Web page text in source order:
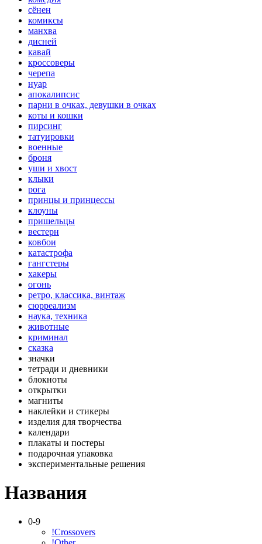
сёнен
комиксы
манхва
дисней
кавай
кроссоверы
черепа
нуар
апокалипсис
парни в очках, девушки в очках
коты и кошки
пирсинг
татуировки
военные
броня
уши и хвост
клыки
рога
принцы и принцессы
клоуны
пришельцы
вестерн
ковбои
катастрофа
гангстеры
хакеры
огонь
ретро, классика, винтаж
сюрреализм
наука, техника
животные
криминал
сказка
значки
тетради и дневники
блокноты
открытки
магниты
наклейки и стикеры
изделия для творчества
календари
плакаты и постеры
подарочная упаковка
экспериментальные решения
Названия
0-9
!Crossovers